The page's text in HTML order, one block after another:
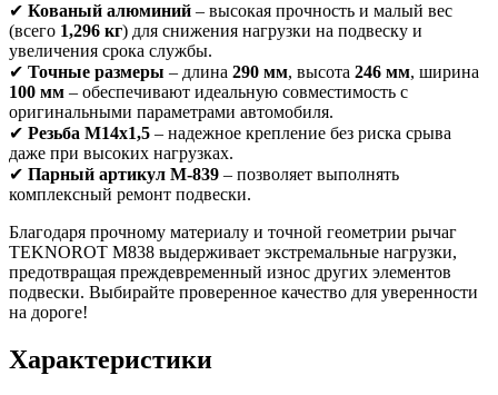
✔ Кованый алюминий – высокая прочность и малый вес
(всего 1,296 кг) для снижения нагрузки на подвеску и
увеличения срока службы.
✔ Точные размеры – длина 290 мм, высота 246 мм, ширина
100 мм – обеспечивают идеальную совместимость с
оригинальными параметрами автомобиля.
✔ Резьба M14x1,5 – надежное крепление без риска срыва
даже при высоких нагрузках.
✔ Парный артикул M-839 – позволяет выполнять
комплексный ремонт подвески.
Благодаря прочному материалу и точной геометрии рычаг
TEKNOROT M838 выдерживает экстремальные нагрузки,
предотвращая преждевременный износ других элементов
подвески. Выбирайте проверенное качество для уверенности
на дороге!
Характеристики